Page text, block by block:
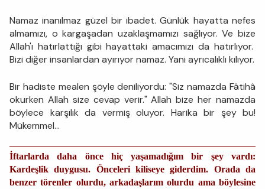
Namaz inanılmaz güzel bir ibadet. Günlük hayatta nefes
almamızı, o kargaşadan uzaklaşmamızı sağlıyor. Ve bize
Allah'ı hatırlattığı gibi hayattaki amacımızı da hatırlıyor.
Bizi diğer insanlardan ayırıyor namaz. Yani ayrıcalıklı kılıyor.
Bir hadiste mealen şöyle deniliyordu: "Siz namazda Fâtihâ
okurken Allah size cevap verir." Allah bize her namazda
böylece karşılık da vermiş oluyor. Harika bir şey bu!
Mükemmel...
İftarlarda daha önce hiç yaşamadığım bir şey vardı:
Kardeşlik duygusu. Önceleri kiliseye giderdim. Orada da
benzer törenler olurdu, arkadaşlarım olurdu ama böylesine